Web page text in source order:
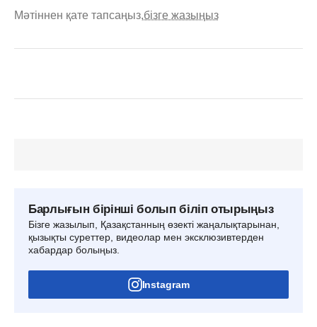
Мәтіннен қате тапсаңыз,бізге жазыңыз
Барлығын бірінші болып біліп отырыңыз
Бізге жазылып, Қазақстанның өзекті жаңалықтарынан,
қызықты суреттер, видеолар мен эксклюзивтерден
хабардар болыңыз.
Instagram